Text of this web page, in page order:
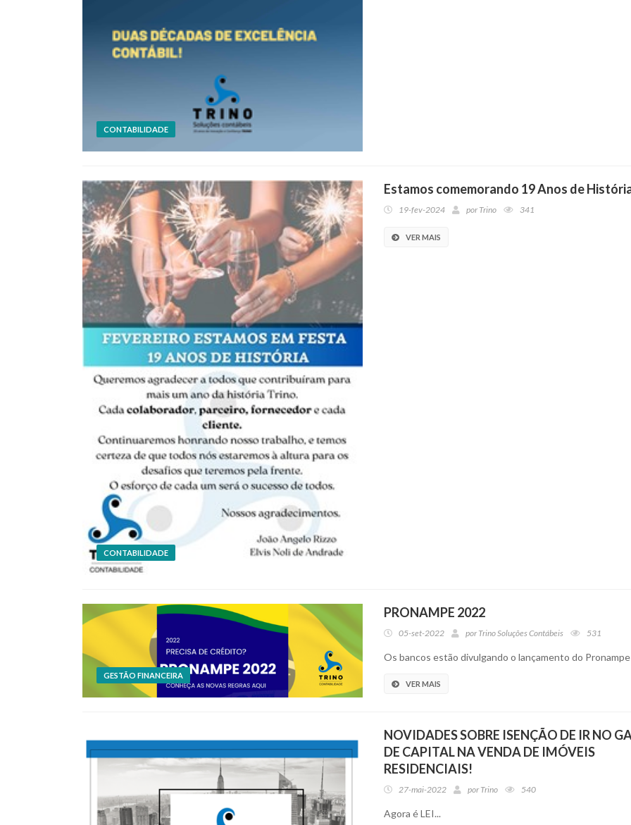
CONTABILIDADE
CONTABILIDADE
Estamos comemorando 19 Anos de
19-fev-2024 por Trino 341
VER MAIS
GESTÃO FINANCEIRA
PRONAMPE 2022
05-set-2022 por Trino Soluções Contábeis 531
Os bancos estão divulgando o lançamento do
VER MAIS
NOVIDADES SOBRE ISENÇÃO DE IR NO
DE CAPITAL NA VENDA DE IMÓVEIS
RESIDENCIAIS!
27-mai-2022 por Trino 540
Agora é LEI...